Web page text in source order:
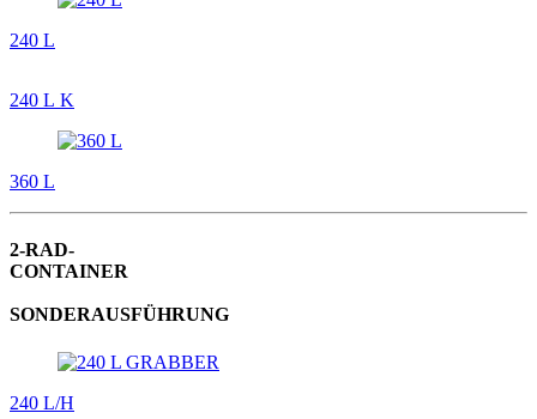
240 L
240 L K
360 L
2-RAD-
CONTAINER
SONDER­AUSFÜHRUNG
240 L/H